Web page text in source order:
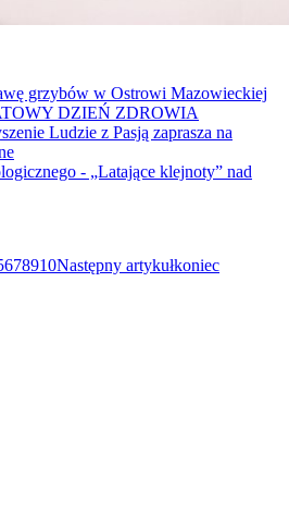
grzybów w Ostrowi Mazowieckiej
DZIEŃ ZDROWIA
Ludzie z Pasją zaprasza na
- „Latające klejnoty” nad
678910Następny artykułkoniec